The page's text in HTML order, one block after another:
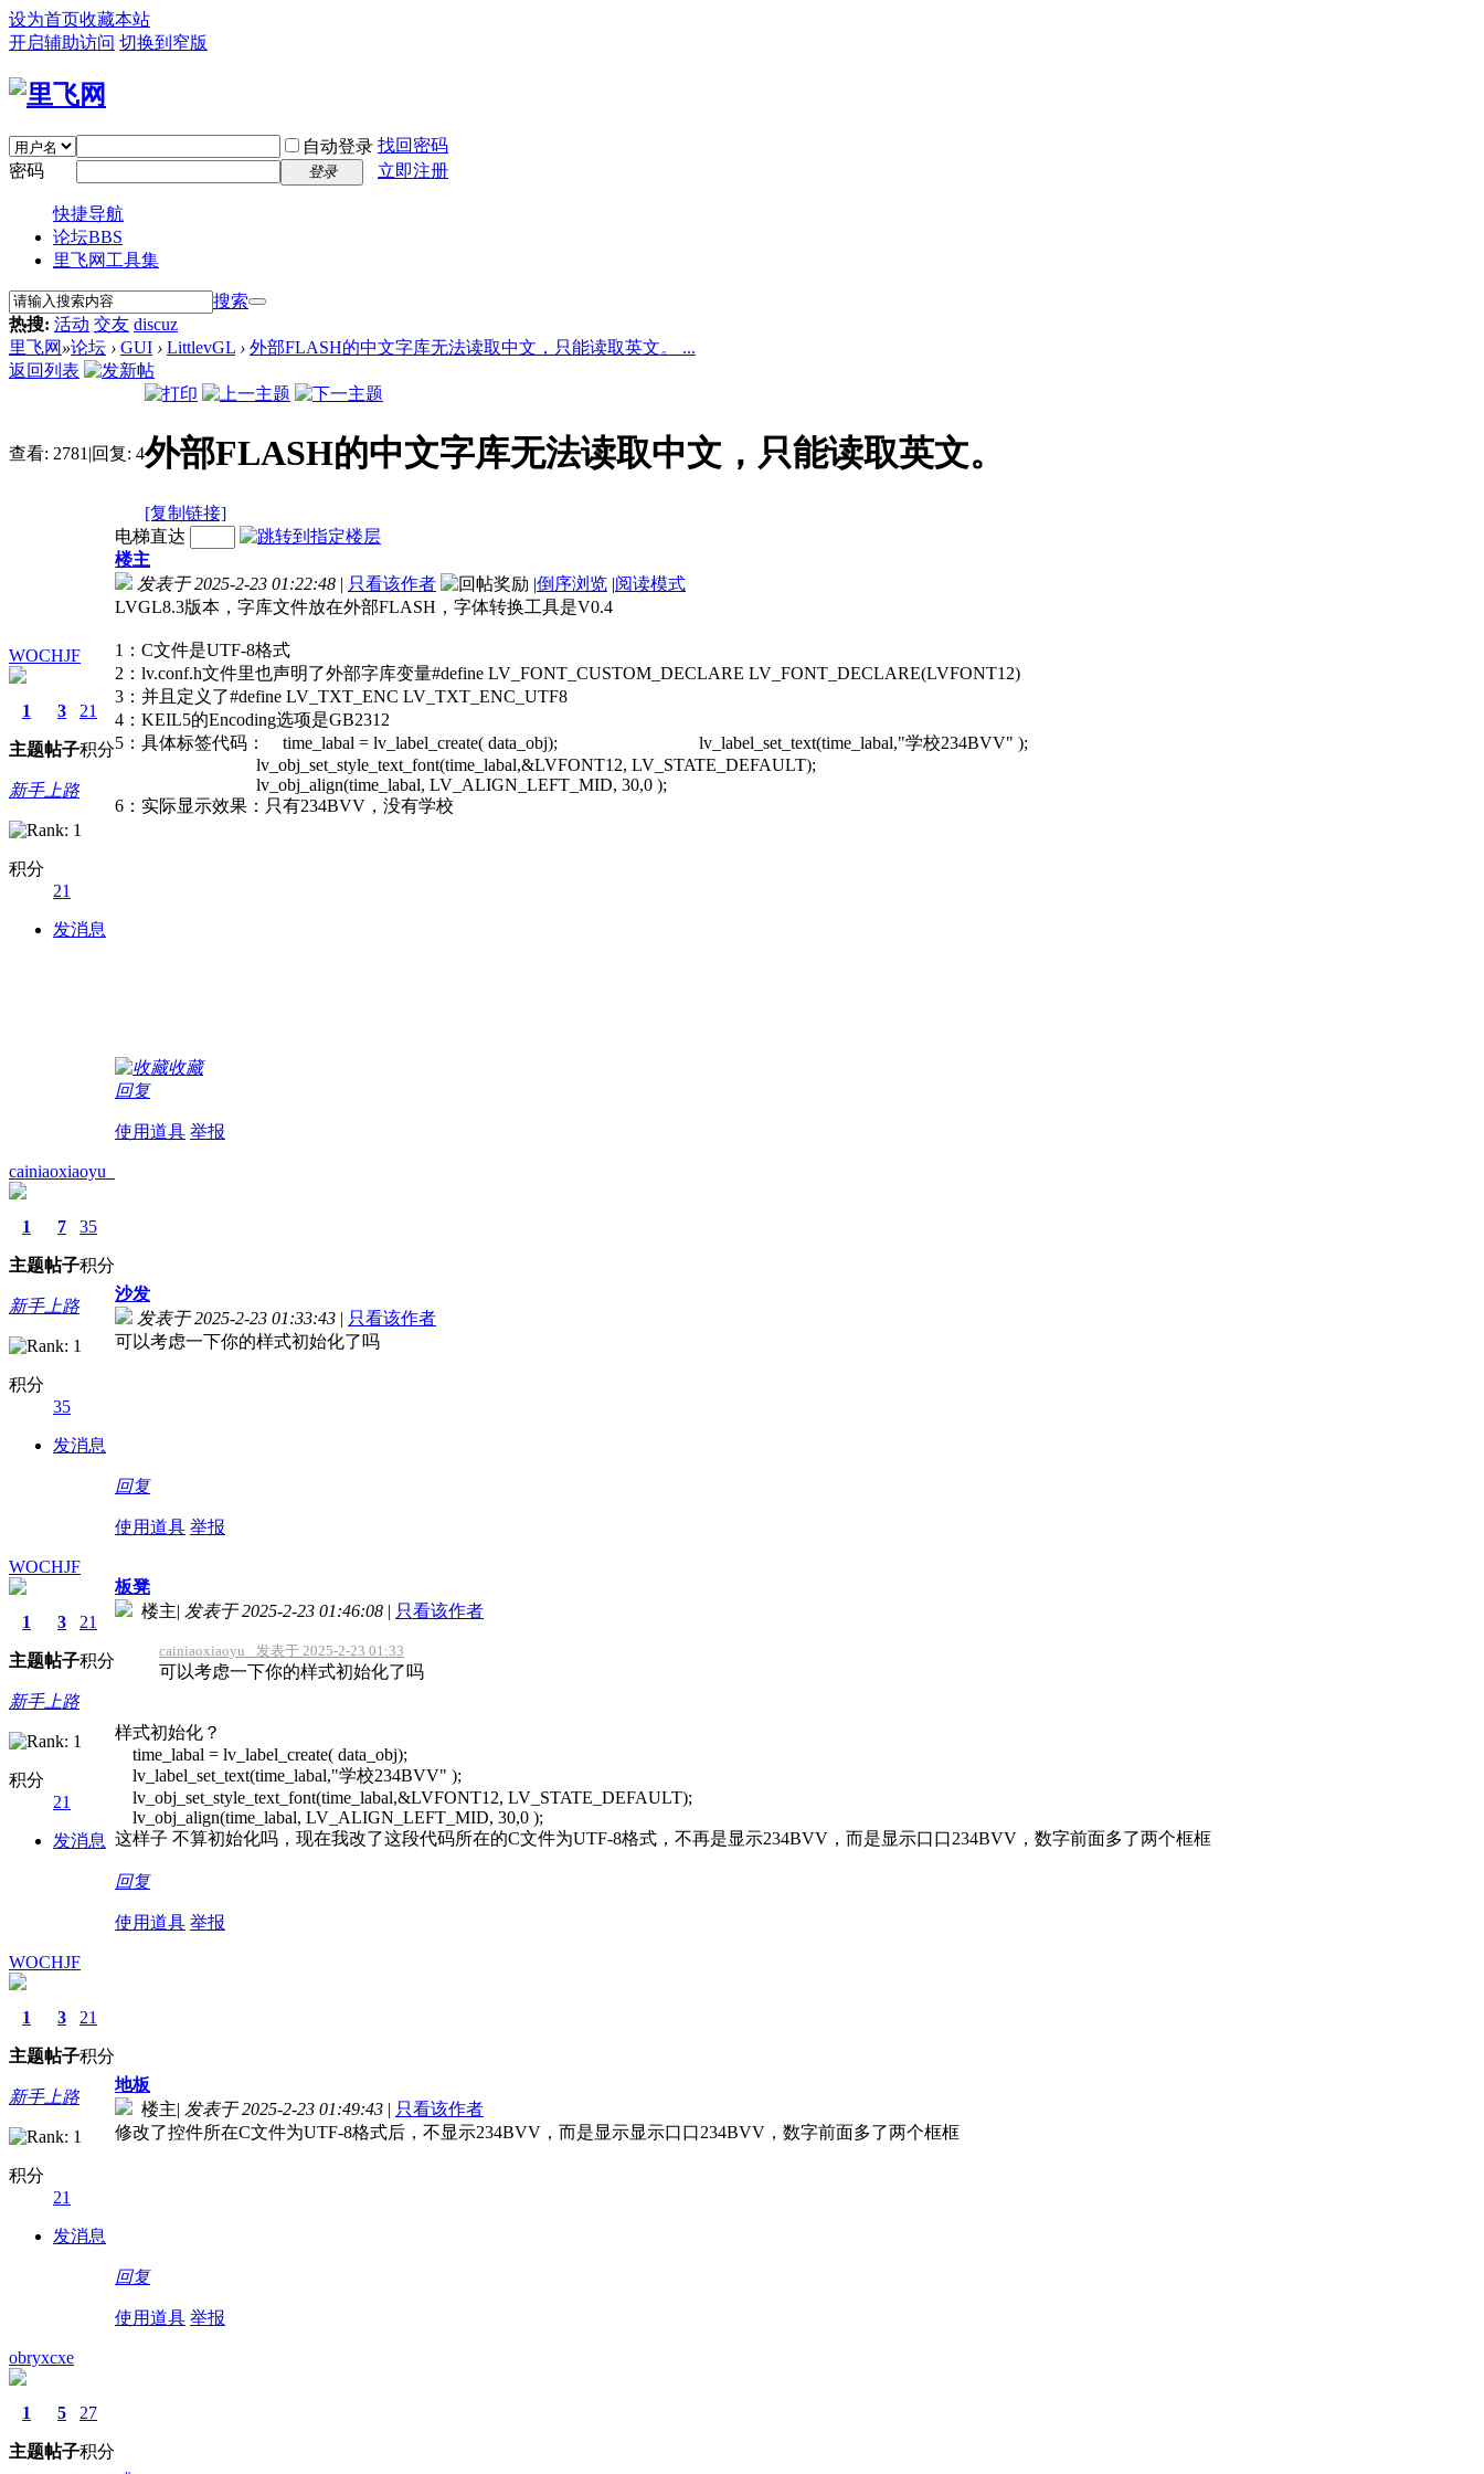
设为首页收藏本站
开启辅助访问 切换到窄版
自动登录 找回密码
密码
登录 立即注册
快捷导航
论坛BBS
里飞网工具集
搜索
热搜: 活动 交友 discuz
里飞网 »论坛 › GUI › LittlevGL › 外部FLASH的中文字库无法读取中文，只能读取英文。 ...
返回列表
查看: 2781 |回复: 4外部FLASH的中文字库无法读取中文，只能读取英文。
[复制链接]
WOCHJF
1
主题
3
帖子
21
积分
新手上路
积分
21
发消息
电梯直达
楼主
发表于 2025-2-23 01:22:48 | 只看该作者 |倒序浏览 |阅读模式
LVGL8.3版本，字库文件放在外部FLASH，字体转换工具是V0.4
1：C文件是UTF-8格式
2：lv.conf.h文件里也声明了外部字库变量#define LV_FONT_CUSTOM_DECLARE LV_FONT_DECLARE(LVFONT12)
3：并且定义了#define LV_TXT_ENC LV_TXT_ENC_UTF8
4：KEIL5的Encoding选项是GB2312
5：具体标签代码： time_labal = lv_label_create( data_obj); lv_label_set_text(time_labal,"学校234BVV" );
lv_obj_set_style_text_font(time_labal,&LVFONT12, LV_STATE_DEFAULT);
lv_obj_align(time_labal, LV_ALIGN_LEFT_MID, 30,0 );
6：实际显示效果：只有234BVV，没有学校
收藏
回复
使用道具 举报
cainiaoxiaoyu_
1
主题
7
帖子
35
积分
新手上路
积分
35
发消息
沙发
发表于 2025-2-23 01:33:43 | 只看该作者
可以考虑一下你的样式初始化了吗
回复
使用道具 举报
WOCHJF
1
主题
3
帖子
21
积分
新手上路
积分
21
发消息
板凳
楼主| 发表于 2025-2-23 01:46:08 | 只看该作者
cainiaoxiaoyu_ 发表于 2025-2-23 01:33
可以考虑一下你的样式初始化了吗
样式初始化？
time_labal = lv_label_create( data_obj);
lv_label_set_text(time_labal,"学校234BVV" );
lv_obj_set_style_text_font(time_labal,&LVFONT12, LV_STATE_DEFAULT);
lv_obj_align(time_labal, LV_ALIGN_LEFT_MID, 30,0 );
这样子 不算初始化吗，现在我改了这段代码所在的C文件为UTF-8格式，不再是显示234BVV，而是显示口口234BVV，数字前面多了两个框框
回复
使用道具 举报
WOCHJF
1
主题
3
帖子
21
积分
新手上路
积分
21
发消息
地板
楼主| 发表于 2025-2-23 01:49:43 | 只看该作者
修改了控件所在C文件为UTF-8格式后，不显示234BVV，而是显示显示口口234BVV，数字前面多了两个框框
回复
使用道具 举报
obryxcxe
1
主题
5
帖子
27
积分